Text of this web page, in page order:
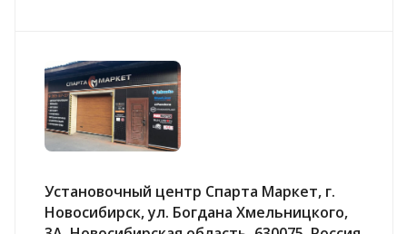
Установочный центр Спарта Маркет, г.
Новосибирск, ул. Богдана Хмельницкого,